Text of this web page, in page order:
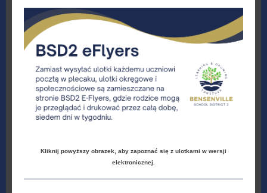
Kliknij powyższy obrazek, aby zapoznać się z ulotkami w wersji
elektronicznej.